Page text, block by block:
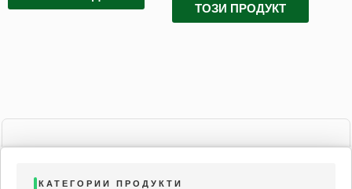
ТОЗИ ПРОДУКТ
КАТЕГОРИИ ПРОДУКТИ